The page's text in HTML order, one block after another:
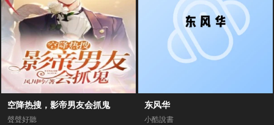
空降热搜，影帝男友会抓鬼
聲聲好聽
东风华
小酷說書